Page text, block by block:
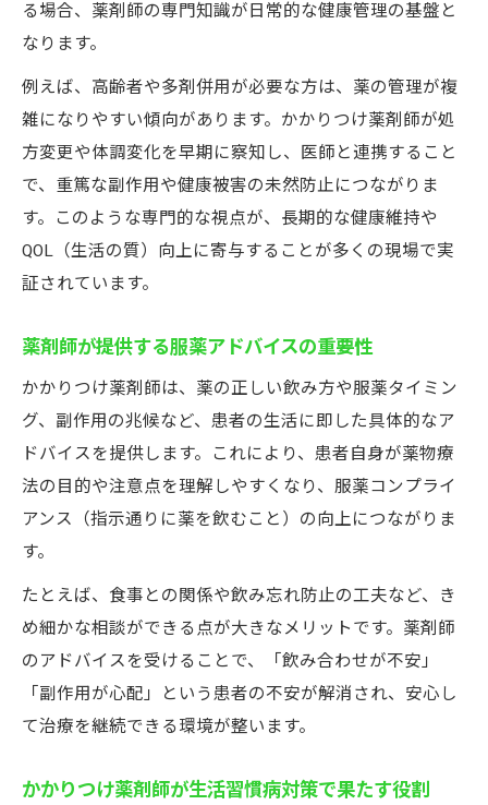
る場合、薬剤師の専門知識が日常的な健康管理の基盤と
なります。
例えば、高齢者や多剤併用が必要な方は、薬の管理が複
雑になりやすい傾向があります。かかりつけ薬剤師が処
方変更や体調変化を早期に察知し、医師と連携すること
で、重篤な副作用や健康被害の未然防止につながりま
す。このような専門的な視点が、長期的な健康維持や
QOL（生活の質）向上に寄与することが多くの現場で実
証されています。
薬剤師が提供する服薬アドバイスの重要性
かかりつけ薬剤師は、薬の正しい飲み方や服薬タイミン
グ、副作用の兆候など、患者の生活に即した具体的なア
ドバイスを提供します。これにより、患者自身が薬物療
法の目的や注意点を理解しやすくなり、服薬コンプライ
アンス（指示通りに薬を飲むこと）の向上につながりま
す。
たとえば、食事との関係や飲み忘れ防止の工夫など、き
め細かな相談ができる点が大きなメリットです。薬剤師
のアドバイスを受けることで、「飲み合わせが不安」
「副作用が心配」という患者の不安が解消され、安心し
て治療を継続できる環境が整います。
かかりつけ薬剤師が生活習慣病対策で果たす役割